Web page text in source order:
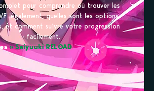
pour comprendre où trouver les
légalement, quelles sont les options
et comment suivre votre progression
facilement.
»Saiyuuki RELOAD